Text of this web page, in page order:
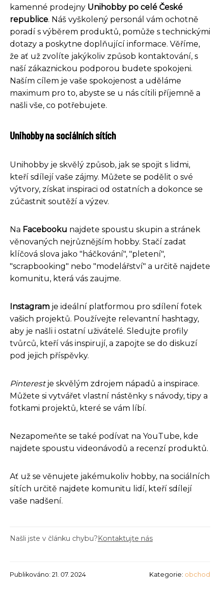
kamenné prodejny Unihobby po celé České
republice. Náš vyškolený personál vám ochotně
poradí s výběrem produktů, pomůže s technickými
dotazy a poskytne doplňující informace. Věříme,
že ať už zvolíte jakýkoliv způsob kontaktování, s
naší zákaznickou podporou budete spokojeni.
Naším cílem je vaše spokojenost a uděláme
maximum pro to, abyste se u nás cítili příjemně a
našli vše, co potřebujete.
Unihobby na sociálních sítích
Unihobby je skvělý způsob, jak se spojit s lidmi,
kteří sdílejí vaše zájmy. Můžete se podělit o své
výtvory, získat inspiraci od ostatních a dokonce se
zúčastnit soutěží a výzev.
Na Facebooku najdete spoustu skupin a stránek
věnovaných nejrůznějším hobby. Stačí zadat
klíčová slova jako "háčkování", "pletení",
"scrapbooking" nebo "modelářství" a určitě najdete
komunitu, která vás zaujme.
Instagram je ideální platformou pro sdílení fotek
vašich projektů. Používejte relevantní hashtagy,
aby je našli i ostatní uživátelé. Sledujte profily
tvůrců, kteří vás inspirují, a zapojte se do diskuzí
pod jejich příspěvky.
Pinterestje skvělým zdrojem nápadů a inspirace.
Můžete si vytvářet vlastní nástěnky s návody, tipy a
fotkami projektů, které se vám líbí.
Nezapomeňte se také podívat na YouTube, kde
najdete spoustu videonávodů a recenzí produktů.
Ať už se věnujete jakémukoliv hobby, na sociálních
sítích určitě najdete komunitu lidí, kteří sdílejí
vaše nadšení.
Našli jste v článku chybu?Kontaktujte nás
Publikováno: 21. 07. 2024 Kategorie: obchod